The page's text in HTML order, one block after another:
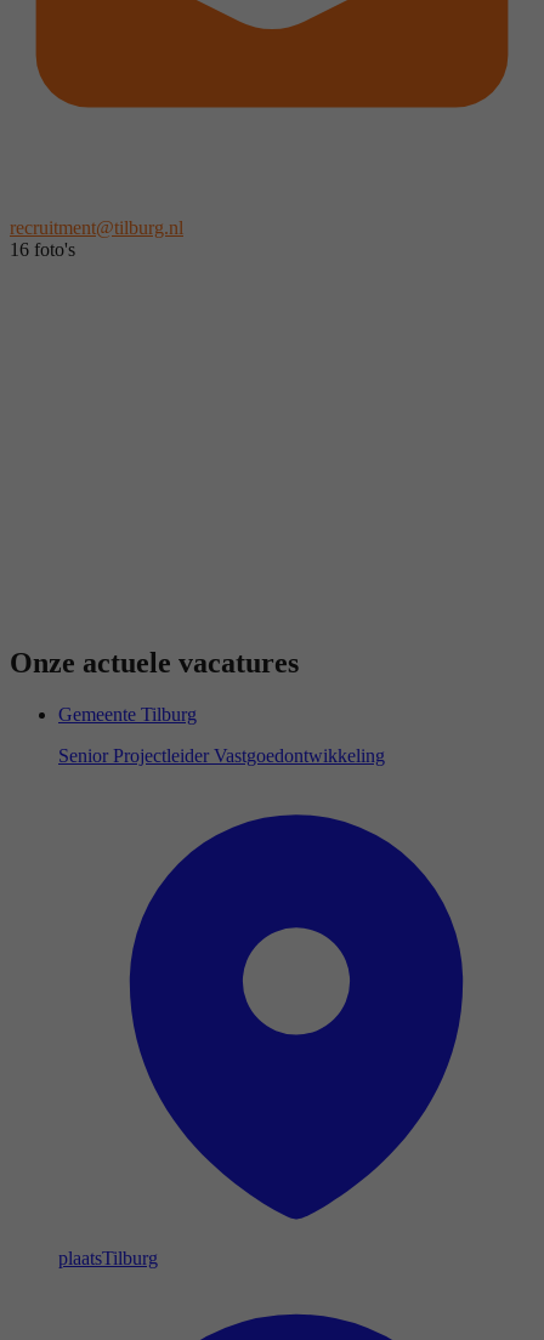
recruitment@tilburg.nl
16 foto's
Onze actuele vacatures
Gemeente Tilburg
Senior Projectleider Vastgoedontwikkeling
plaatsTilburg